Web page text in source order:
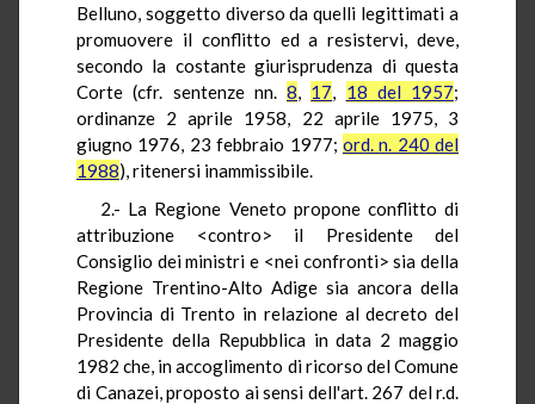
Belluno, soggetto diverso da quelli legittimati a
promuovere il conflitto ed a resistervi, deve,
secondo la costante giurisprudenza di questa
Corte (cfr. sentenze nn. 8, 17, 18 del 1957;
ordinanze 2 aprile 1958, 22 aprile 1975, 3
giugno 1976, 23 febbraio 1977; ord. n. 240 del
1988), ritenersi inammissibile.
2.- La Regione Veneto propone conflitto di
attribuzione <contro> il Presidente del
Consiglio dei ministri e <nei confronti> sia della
Regione Trentino-Alto Adige sia ancora della
Provincia di Trento in relazione al decreto del
Presidente della Repubblica in data 2 maggio
1982 che, in accoglimento di ricorso del Comune
di Canazei, proposto ai sensi dell'art. 267 del r.d.